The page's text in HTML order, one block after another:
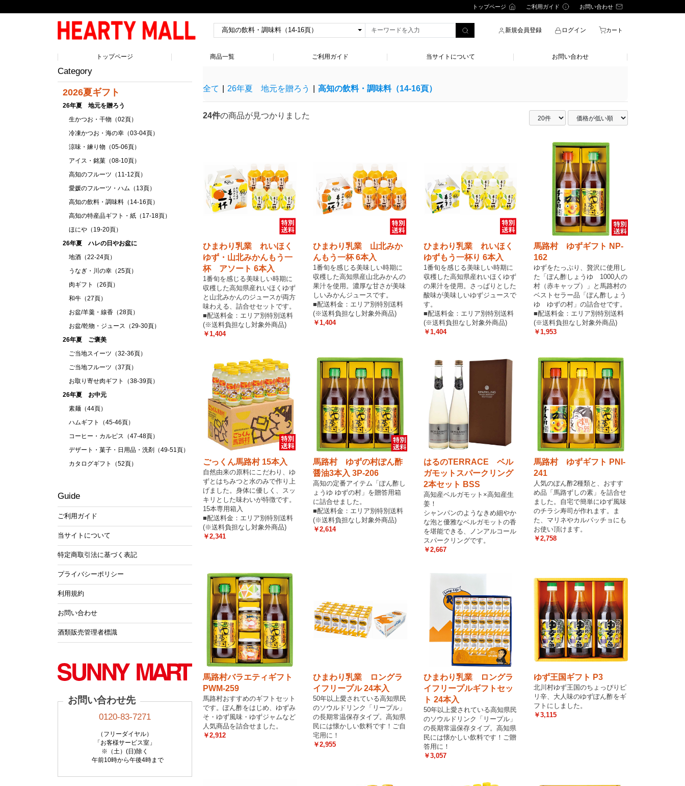
トップページ ご利用ガイド お問い合わせ
新規会員登録 ログイン カート
トップページ 商品一覧 ご利用ガイド 当サイトについて お問い合わせ
Category
2026夏ギフト
26年夏 地元を贈ろう
生かつお・干物（02頁）
冷凍かつお・海の幸（03-04頁）
涼味・練り物（05-06頁）
アイス・銘菓（08-10頁）
高知のフルーツ（11-12頁）
愛媛のフルーツ・ハム（13頁）
高知の飲料・調味料（14-16頁）
高知の特産品ギフト・紙（17-18頁）
ほにや（19-20頁）
26年夏 ハレの日やお盆に
地酒（22-24頁）
うなぎ・川の幸（25頁）
肉ギフト（26頁）
和牛（27頁）
お盆/羊羹・線香（28頁）
お盆/乾物・ジュース（29-30頁）
26年夏 ご褒美
ご当地スイーツ（32-36頁）
ご当地フルーツ（37頁）
お取り寄せ肉ギフト（38-39頁）
26年夏 お中元
素麺（44頁）
ハムギフト（45-46頁）
コーヒー・カルピス（47-48頁）
デザート・菓子・日用品・洗剤（49-51頁）
カタログギフト（52頁）
Guide
ご利用ガイド
当サイトについて
特定商取引法に基づく表記
プライバシーポリシー
利用規約
お問い合わせ
酒類販売管理者標識
お問い合わせ先
0120-83-7271
（フリーダイヤル）
「お客様サービス室」
※（土）(日)除く
午前10時から午後4時まで
全て 26年夏 地元を贈ろう 高知の飲料・調味料（14-16頁）
24件の商品が見つかりました
ひまわり乳業 れいほく
ゆず・山北みかんもう一
杯 アソート 6本入
1番旬を感じる美味しい時期に
収穫した高知県産れいほくゆず
と山北みかんのジュースが両方
味わえる、詰合せセットです。
■配送料金：エリア別特別送料
(※送料負担なし対象外商品)
￥1,404
ひまわり乳業 山北みか
んもう一杯 6本入
1番旬を感じる美味しい時期に
収穫した高知県産山北みかんの
果汁を使用。濃厚な甘さが美味
しいみかんジュースです。
■配送料金：エリア別特別送料
(※送料負担なし対象外商品)
￥1,404
ひまわり乳業 れいほく
ゆずもう一杯り 6本入
1番旬を感じる美味しい時期に
収穫した高知県産れいほくゆず
の果汁を使用。さっぱりとした
酸味が美味しいゆずジュースで
す。
■配送料金：エリア別特別送料
(※送料負担なし対象外商品)
￥1,404
馬路村 ゆずギフト NP-
162
ゆずをたっぷり、贅沢に使用し
た「ぽん酢しょうゆ 1000人の
村（赤キャップ）」と馬路村の
ベストセラー品「ぽん酢しょう
ゆ ゆずの村」の詰合せです。
■配送料金：エリア別特別送料
(※送料負担なし対象外商品)
￥1,953
ごっくん馬路村 15本入
自然由来の原料にこだわり、ゆ
ずとはちみつと水のみで作り上
げました。身体に優しく、スッ
キリとした味わいが特徴です。
15本専用箱入
■配送料金：エリア別特別送料
(※送料負担なし対象外商品)
￥2,341
馬路村 ゆずの村ぽん酢
醤油3本入 3P-206
高知の定番アイテム「ぽん酢し
ょうゆ ゆずの村」を贈答用箱
に詰合せました。
■配送料金：エリア別特別送料
(※送料負担なし対象外商品)
￥2,614
はるのTERRACE ベル
ガモットスパークリング
2本セット BSS
高知産ベルガモット×高知産生
姜！
シャンパンのようなきめ細やか
な泡と優雅なベルガモットの香
を堪能できる、ノンアルコール
スパークリングです。
￥2,667
馬路村 ゆずギフト PNI-
241
人気のぽん酢2種類と、おすす
め品「馬路ずしの素」を詰合せ
ました。自宅で簡単にゆず風味
のチラシ寿司が作れます。ま
た、マリネやカルパッチョにも
お使い頂けます。
￥2,758
馬路村バラエティギフト
PWM-259
馬路村おすすめのギフトセット
です。ぽん酢をはじめ、ゆずみ
そ・ゆず風味・ゆずジャムなど
人気商品を詰合せました。
￥2,912
ひまわり乳業 ロングラ
イフリープル 24本入
50年以上愛されている高知県民
のソウルドリンク「リープル」
の長期常温保存タイプ。高知県
民には懐かしい飲料です！ご自
宅用に！
￥2,955
ひまわり乳業 ロングラ
イフリープルギフトセッ
ト 24本入
50年以上愛されている高知県民
のソウルドリンク「リープル」
の長期常温保存タイプ。高知県
民には懐かしい飲料です！ご贈
答用に！
￥3,057
ゆず王国ギフト P3
北川村ゆず王国のちょっぴりピ
リ辛、大人味のゆずぽん酢をギ
フトにしました。
￥3,115